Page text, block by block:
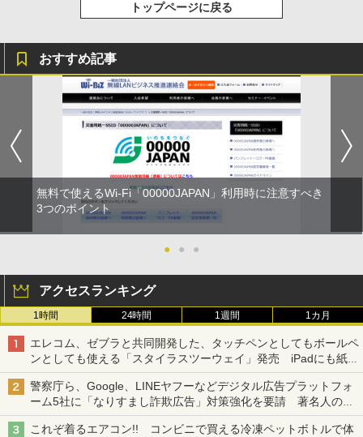
トップページに戻る
おすすめ記事
無料で使えるWi-Fi「00000JAPAN」利用時に注意すべき
3つのポイント
● ● ●
アクセスランキング
1時間 24時間 1週間 1カ月
エレコム、ゼブラと共同開発した、タッチペンとしてもボールペ
ンとしても使える「スタイラスツーウェイ」発売 iPadにも紙に
も、持ち替えずに書き込める
警察庁ら、Google、LINEヤフーなどデジタル広告プラットフォ
ーム5社に「なりすまし詐欺広告」対策強化を要請 著名人の写
真や映像を使った投資詐欺などへの対策として
これぞ着るエアコン!! コンビニで買える冷凍ペットボトルで体